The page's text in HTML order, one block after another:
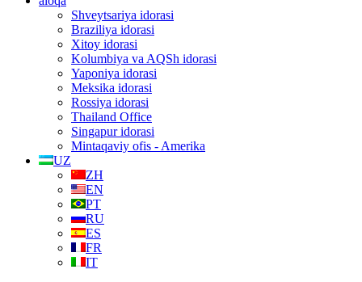
Shveytsariya idorasi
Braziliya idorasi
Xitoy idorasi
Kolumbiya va AQSh idorasi
Yaponiya idorasi
Meksika idorasi
Rossiya idorasi
Thailand Office
Singapur idorasi
Mintaqaviy ofis - Amerika
UZ
ZH
EN
PT
RU
ES
FR
IT